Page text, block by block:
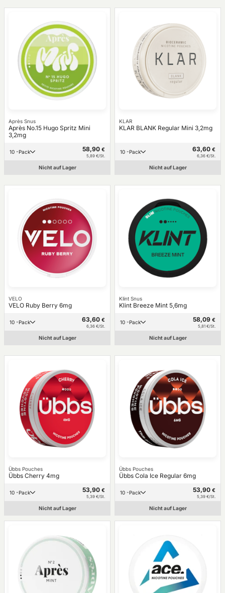
Après Snus
Après No.15 Hugo Spritz Mini
3,2mg
10 -Pack 58,90 €
5,89 €/St.
Nicht auf Lager
KLAR
KLAR BLANK Regular Mini 3,2mg
10 -Pack 63,60 €
6,36 €/St.
Nicht auf Lager
VELO
VELO Ruby Berry 6mg
10 -Pack 63,60 €
6,36 €/St.
Nicht auf Lager
Klint Snus
Klint Breeze Mint 5,6mg
10 -Pack 58,09 €
5,81 €/St.
Nicht auf Lager
Übbs Pouches
Übbs Cherry 4mg
10 -Pack 53,90 €
5,39 €/St.
Nicht auf Lager
Übbs Pouches
Übbs Cola Ice Regular 6mg
10 -Pack 53,90 €
5,39 €/St.
Nicht auf Lager